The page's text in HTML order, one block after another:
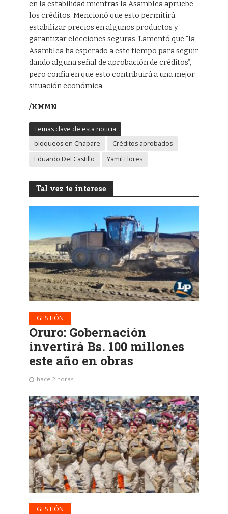
en la estabilidad mientras la Asamblea apruebe
los créditos. Mencionó que esto permitirá
estabilizar precios en algunos productos y
garantizar elecciones seguras. Lamentó que “la
Asamblea ha esperado a este tiempo para seguir
dando alguna señal de aprobación de créditos”,
pero confía en que esto contribuirá a una mejor
situación económica.
/KMMN
Temas clave de esta noticia
bloqueos en Chapare
Créditos aprobados
Eduardo Del Castillo
Yamil Flores
Tal vez te interese
GESTIÓN
Oruro: Gobernación
invertirá Bs. 100 millones
este año en obras
hace 2 horas
GESTIÓN